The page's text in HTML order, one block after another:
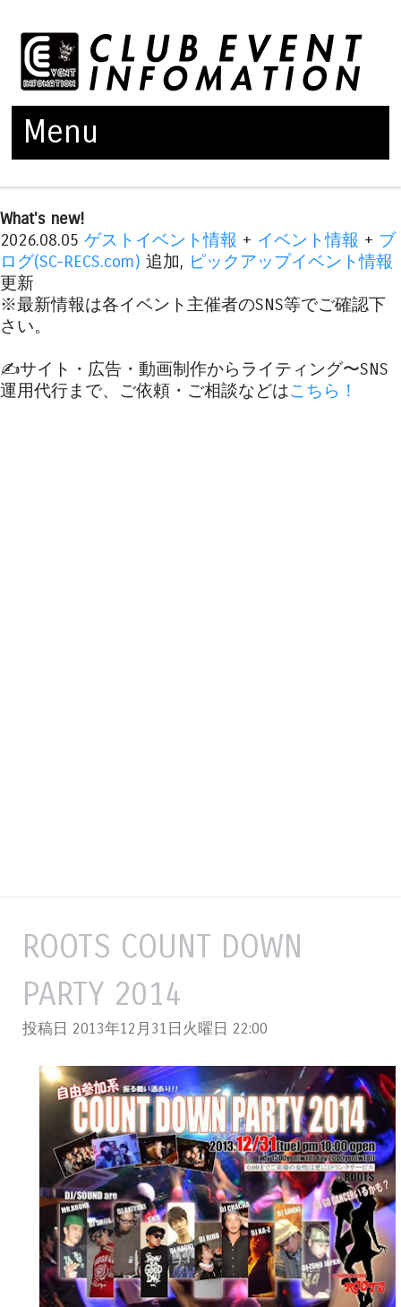
Menu
What's new!
2026.08.05 ゲストイベント情報 + イベント情報 + ブ
ログ(SC-RECS.com) 追加, ピックアップイベント情報
更新
※最新情報は各イベント主催者のSNS等でご確認下
さい。
✍️サイト・広告・動画制作からライティング〜SNS
運用代行まで、ご依頼・ご相談などはこちら！
ROOTS COUNT DOWN
PARTY 2014
投稿日 2013年12月31日火曜日 22:00